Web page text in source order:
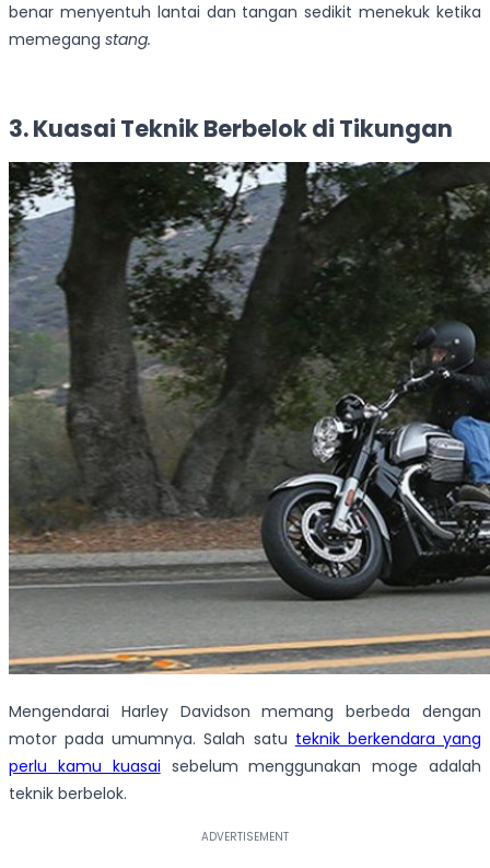
benar menyentuh lantai dan tangan sedikit menekuk ketika
memegang stang.
3. Kuasai Teknik Berbelok di Tikungan
Mengendarai Harley Davidson memang berbeda dengan
motor pada umumnya. Salah satu teknik berkendara yang
perlu kamu kuasai sebelum menggunakan moge adalah
teknik berbelok.